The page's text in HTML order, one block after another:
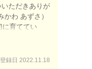
ただきありが
かわ あずさ）
に育ててい
中。 和（の
年齢は初登場
録日 2022.11.18